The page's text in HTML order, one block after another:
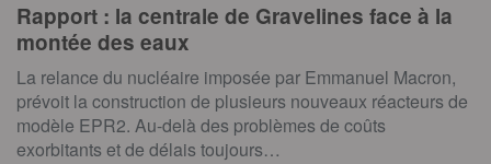
Rapport : la centrale de Gravelines face à la
montée des eaux
La relance du nucléaire imposée par Emmanuel Macron,
prévoit la construction de plusieurs nouveaux réacteurs de
modèle EPR2. Au-delà des problèmes de coûts
exorbitants et de délais toujours…